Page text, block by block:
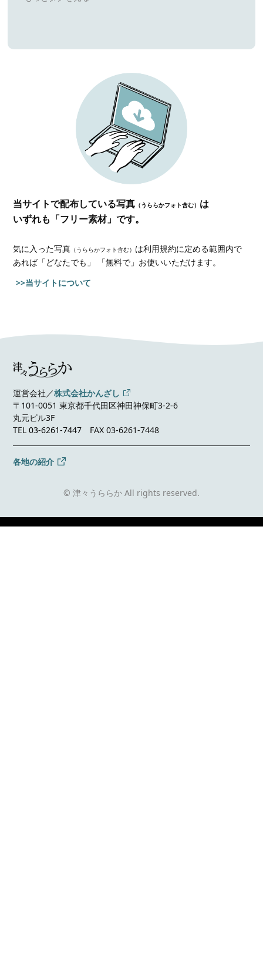
当サイトで配布している写真 （うららかフォト含む） は
いずれも「フリー素材」です。
気に入った写真 （うららかフォト含む） は利用規約に定める範囲内で
あれば「どなたでも」 「無料で」お使いいただけます。
>>当サイトについて
運営会社／株式会社かんざし
〒101-0051 東京都千代田区神田神保町3-2-6
丸元ビル3F
TEL03-6261-7447 FAX 03-6261-7448
各地の紹介
© 津々うららか All rights reserved.